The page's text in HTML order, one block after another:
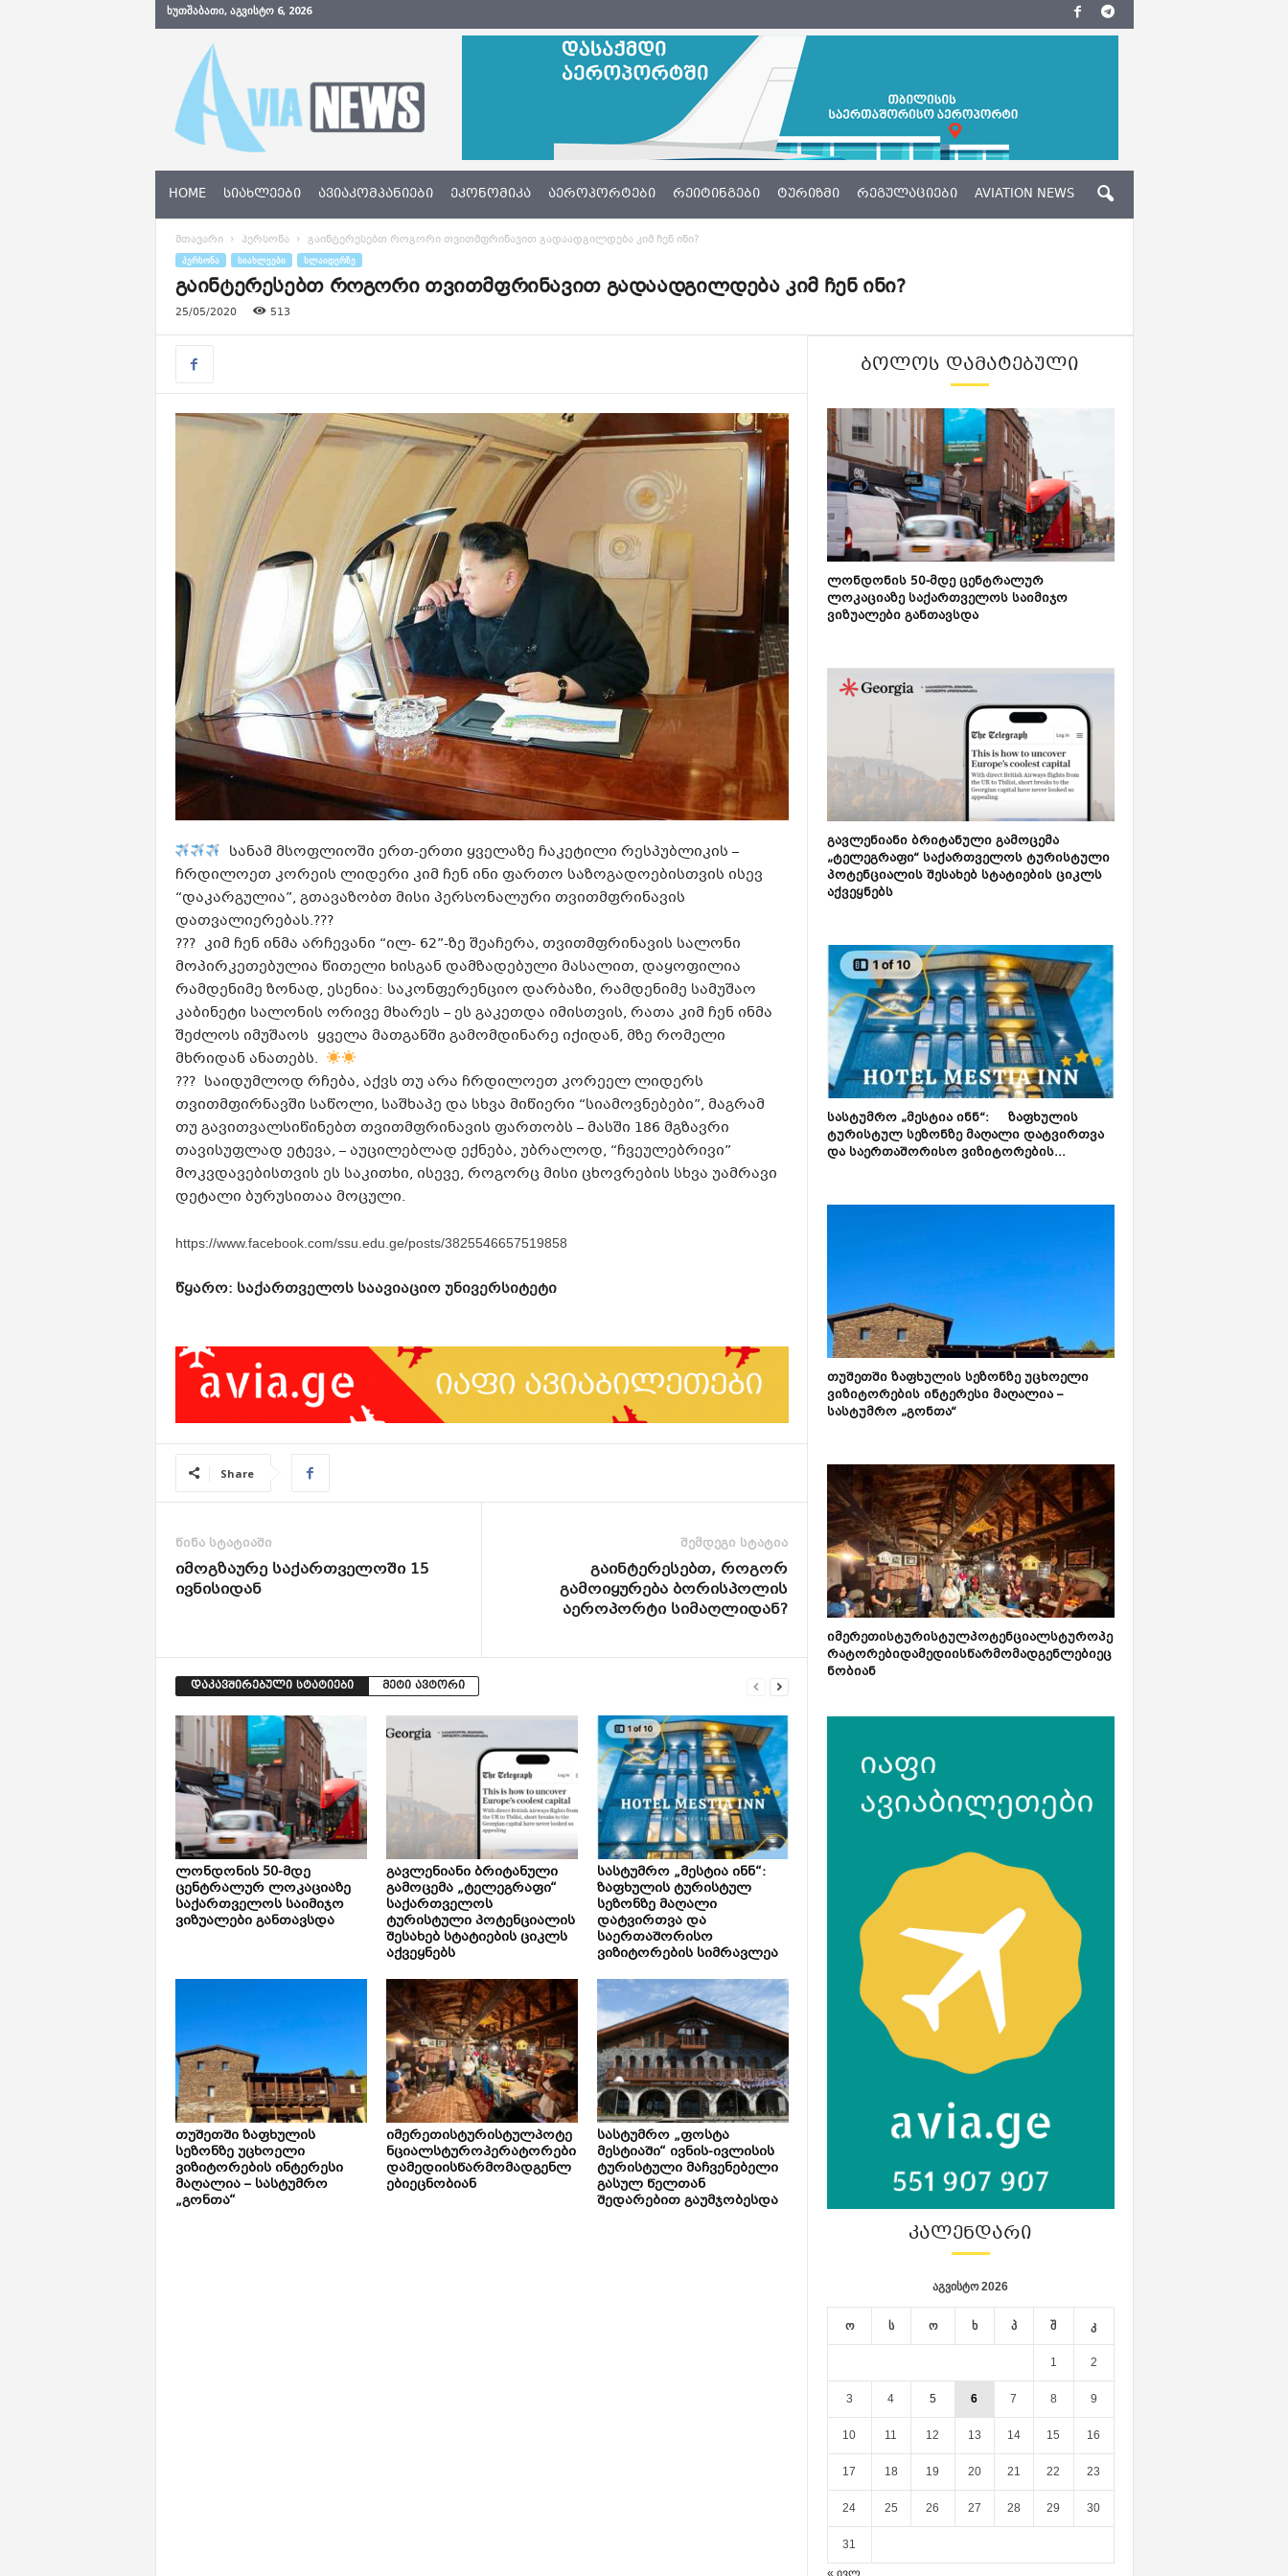
ᲮᲣᲗᲨᲐᲑᲐᲗᲘ, ᲐᲒᲕᲘᲡᲢᲝ 6, 2026
N
w
s
e
HOME ᲡᲘᲐᲮᲚᲔᲔᲑᲘ ᲐᲕᲘᲐᲙᲝᲛᲞᲐᲜᲘᲔᲑᲘ ᲔᲙᲝᲜᲝᲛᲘᲙᲐ ᲐᲔᲠᲝᲞᲝᲠᲢᲔᲑᲘ ᲠᲔᲘᲢᲘᲜᲒᲔᲑᲘ ᲢᲣᲠᲘᲖᲛᲘ ᲠᲔᲒᲣᲚᲐᲪᲘᲔᲑᲘ AVIATION NEWS
მთავარი პერსონა გაინტერესებთ როგორი თვითმფრინავით გადაადგილდება კიმ ჩენ ინი?
ᲞᲔᲠᲡᲝᲜᲐ ᲡᲘᲐᲮᲚᲔᲔᲑᲘ ᲡᲚᲐᲘᲓᲔᲠᲖᲔ
გაინტერესებთ როგორი თვითმფრინავით გადაადგილდება კიმ ჩენ ინი?
25/05/2020 513
სანამ მსოფლიოში ერთ-ერთი ყველაზე ჩაკეტილი რესპუბლიკის –
ჩრდილოეთ კორეის ლიდერი კიმ ჩენ ინი ფართო საზოგადოებისთვის ისევ
“დაკარგულია”, გთავაზობთ მისი პერსონალური თვითმფრინავის
დათვალიერებას.???
??? კიმ ჩენ ინმა არჩევანი “ილ- 62”-ზე შეაჩერა, თვითმფრინავის სალონი
მოპირკეთებულია წითელი ხისგან დამზადებული მასალით, დაყოფილია
რამდენიმე ზონად, ესენია: საკონფერენციო დარბაზი, რამდენიმე სამუშაო
კაბინეტი სალონის ორივე მხარეს – ეს გაკეთდა იმისთვის, რათა კიმ ჩენ ინმა
შეძლოს იმუშაოს ყველა მათგანში გამომდინარე იქიდან, მზე რომელი
მხრიდან ანათებს.
??? საიდუმლოდ რჩება, აქვს თუ არა ჩრდილოეთ კორეელ ლიდერს
თვითმფირნავში საწოლი, საშხაპე და სხვა მიწიერი “სიამოვნებები”, მაგრამ
თუ გავითვალსიწინებთ თვითმფრინავის ფართობს – მასში 186 მგზავრი
თავისუფლად ეტევა, – აუცილებლად ექნება, უბრალოდ, “ჩვეულებრივი”
მოკვდავებისთვის ეს საკითხი, ისევე, როგორც მისი ცხოვრების სხვა უამრავი
დეტალი ბურუსითაა მოცული.
https://www.facebook.com/ssu.edu.ge/posts/3825546657519858
წყარო: საქართველოს საავიაციო უნივერსიტეტი
Share
წინა სტატიაში
იმოგზაურე საქართველოში 15
ივნისიდან
შემდეგი სტატია
გაინტერესებთ, როგორ
გამოიყურება ბორისპოლის
აეროპორტი სიმაღლიდან?
დაკავშირებული სტატიები მეტი ავტორი
ლონდონის 50-მდე
ცენტრალურ ლოკაციაზე
საქართველოს საიმიჯო
ვიზუალები განთავსდა
გავლენიანი ბრიტანული
გამოცემა „ტელეგრაფი“
საქართველოს
ტურისტული პოტენციალის
შესახებ სტატიების ციკლს
აქვეყნებს
სასტუმრო „მესტია ინნ“:
ზაფხულის ტურისტულ
სეზონზე მაღალი
დატვირთვა და
საერთაშორისო
ვიზიტორების სიმრავლეა
თუშეთში ზაფხულის
სეზონზე უცხოელი
ვიზიტორების ინტერესი
მაღალია – სასტუმრო
„გონთა“
იმერეთისტურისტულპოტე
ნციალსტუროპერატორები
დამედიისწარმომადგენლ
ებიეცნობიან
სასტუმრო „ფოსტა
მესტიაში“ ივნის-ივლისის
ტურისტული მაჩვენებელი
გასულ წელთან
შედარებით გაუმჯობესდა
ᲑᲝᲚᲝᲡ ᲓᲐᲛᲐᲢᲔᲑᲣᲚᲘ
ლონდონის 50-მდე ცენტრალურ
ლოკაციაზე საქართველოს საიმიჯო
ვიზუალები განთავსდა
გავლენიანი ბრიტანული გამოცემა
„ტელეგრაფი“ საქართველოს ტურისტული
პოტენციალის შესახებ სტატიების ციკლს
აქვეყნებს
სასტუმრო „მესტია ინნ“: ზაფხულის
ტურისტულ სეზონზე მაღალი დატვირთვა
და საერთაშორისო ვიზიტორების...
თუშეთში ზაფხულის სეზონზე უცხოელი
ვიზიტორების ინტერესი მაღალია –
სასტუმრო „გონთა“
იმერეთისტურისტულპოტენციალსტუროპე
რატორებიდამედიისწარმომადგენლებიეც
ნობიან
ᲙᲐᲚᲔᲜᲓᲐᲠᲘ
აგვისტო 2026
ო ს ო ხ პ შ კ
1 2
3 4 5 6 7 8 9
10 11 12 13 14 15 16
17 18 19 20 21 22 23
24 25 26 27 28 29 30
31